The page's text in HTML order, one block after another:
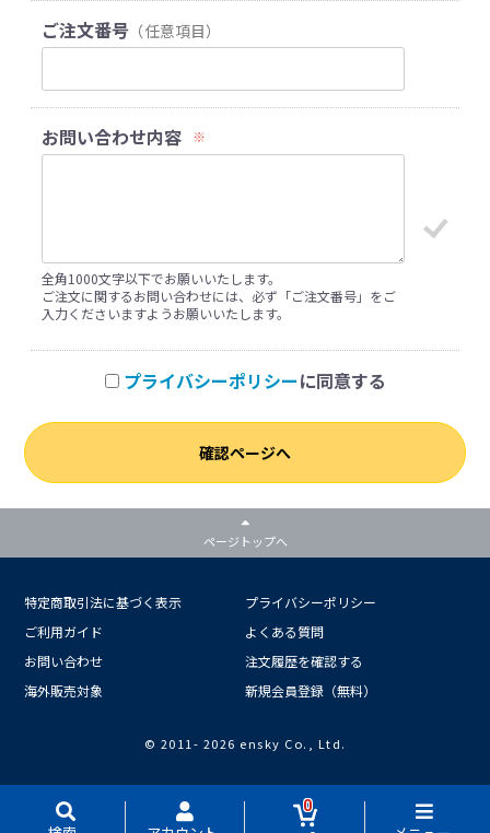
ご注文番号 （任意項目）
お問い合わせ内容 ※
全角1000文字以下でお願いいたします。
ご注文に関するお問い合わせには、必ず「ご注文番号」をご
入力くださいますようお願いいたします。
プライバシーポリシーに同意する
確認ページへ
0
ページトップへ
特定商取引法に基づく表示
プライバシーポリシー
ご利用ガイド
よくある質問
お問い合わせ
注文履歴を確認する
海外販売対象
新規会員登録（無料）
© 2011- 2026 ensky Co., Ltd.